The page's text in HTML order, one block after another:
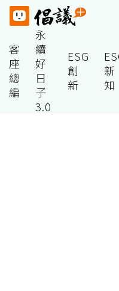
客
座
總
編
永
續
好
日
子
3.0
ESG
創
新
新
知